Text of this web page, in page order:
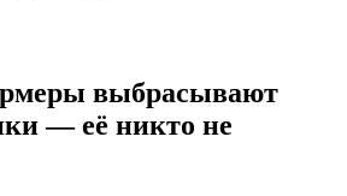
выбрасывают
— её никто не